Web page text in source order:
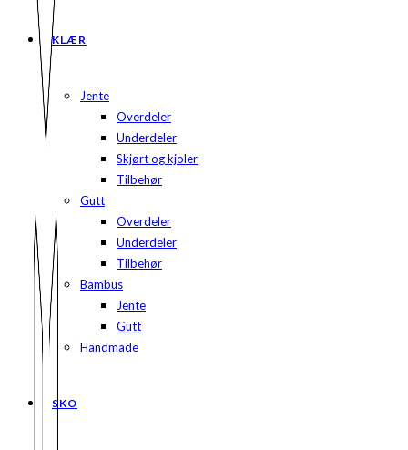
KLÆR
Jente
Overdeler
Underdeler
Skjørt og kjoler
Tilbehør
Gutt
Overdeler
Underdeler
Tilbehør
Bambus
Jente
Gutt
Handmade
SKO